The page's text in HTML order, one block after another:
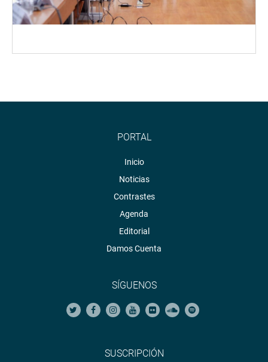
PORTAL
Inicio
Noticias
Contrastes
Agenda
Editorial
Damos Cuenta
SÍGUENOS
SUSCRIPCIÓN